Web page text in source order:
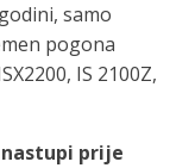
samo
pogona
IS 2100Z,
prije